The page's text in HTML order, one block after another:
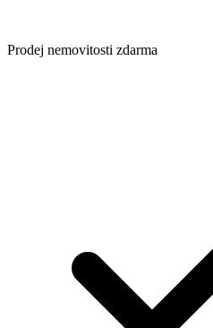
Prodej nemovitosti zdarma